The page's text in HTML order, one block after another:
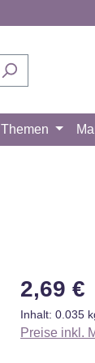
Themen
Regulärer
2,69 €
Inhalt: 0.035
Preise inkl.